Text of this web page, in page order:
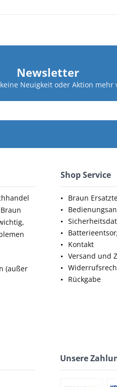
Newsletter
Neuigkeit oder Aktion
(außer
Shop Service
Braun
Kontakt
Versand und
Rückgabe
Unsere